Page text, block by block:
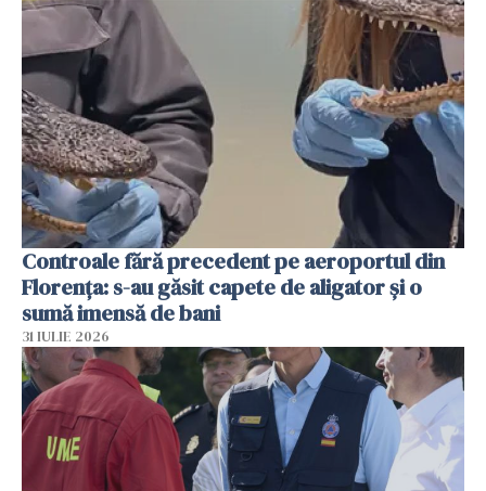
Controale fără precedent pe aeroportul din
Florența: s-au găsit capete de aligator și o
sumă imensă de bani
31 IULIE 2026